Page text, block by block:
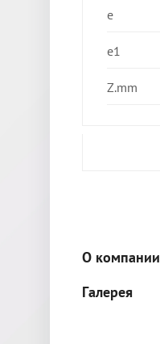
e
e1
Z.mm
О компании
Галерея